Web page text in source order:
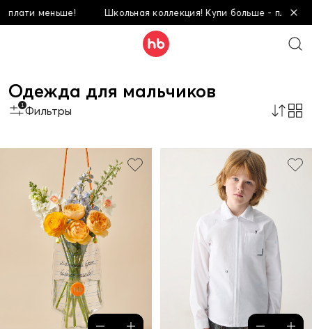
Школьная коллекция! Купи больше - плати меньше!
Одежда для мальчиков
1 Фильтры